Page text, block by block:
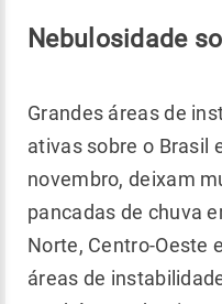
Nebulosidade
Grandes áreas de
ativas sobre o Brasil
novembro, deixam
pancadas de chuva
Norte, Centro-Oeste
áreas de